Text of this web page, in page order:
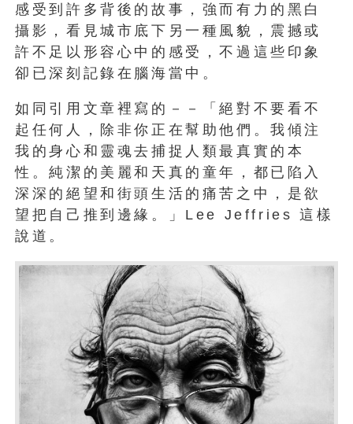
感受到許多背後的故事，強而有力的黑白
攝影，看見城市底下另一種風貌，震撼或
許不足以形容心中的感受，不過這些印象
卻已深刻記錄在腦海當中。
如同引用文章裡寫的－－「絕對不要看不
起任何人，除非你正在幫助他們。我傾注
我的身心和靈魂去捕捉人類最真實的本
性。純潔的美麗和天真的童年，都已陷入
深深的絕望和街頭生活的痛苦之中，是欲
望把自己推到邊緣。」Lee Jeffries 這樣
說道。